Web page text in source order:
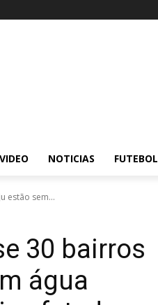
VIDEO NOTICIAS FUTEBOL
estão sem...
30 bairros
água